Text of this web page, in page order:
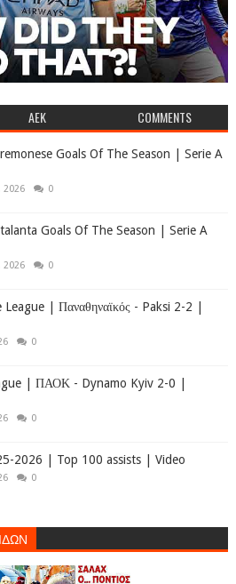
AEK COMMENTS
Goals Of The Season | Serie A
2026 0
Goals Of The Season | Serie A
2026 0
| Παναθηναϊκός - Paksi 2-2 |
0
| ΠΑΟΚ - Dynamo Kyiv 2-0 |
0
2026 | Top 100 assists | Video
0